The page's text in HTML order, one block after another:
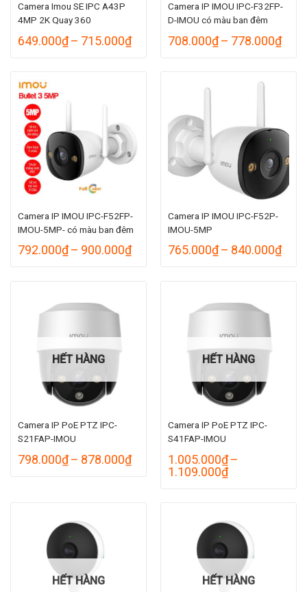
Camera Imou SE IPC A43P
4MP 2K Quay 360
649.000₫ – 715.000₫Khoảng
giá:
Camera IP IMOU IPC-F32FP-
D-IMOU có màu ban đêm
708.000₫ – 778.000₫
giá:
Camera IP IMOU IPC-F52FP-
IMOU-5MP- có màu ban đêm
792.000₫ – 900.000₫Khoảng
Camera IP IMOU IPC-F52P-
IMOU-5MP
765.000₫ – 840.000₫
HẾT HÀNG
Camera IP PoE PTZ IPC-
S21FAP-IMOU
798.000₫ – 878.000₫Khoảng
giá:
HẾT HÀNG
Camera IP PoE PTZ IPC-
S41FAP-IMOU
1.005.000₫ –
1.109.000₫Khoảng
giá:
đến
1.109.000₫
HẾT HÀNG HẾT HÀNG